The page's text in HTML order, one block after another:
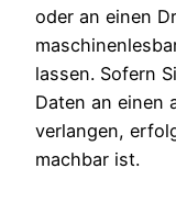
oder an einen
lassen. Sofern
Daten an einen
verlangen,
machbar ist.